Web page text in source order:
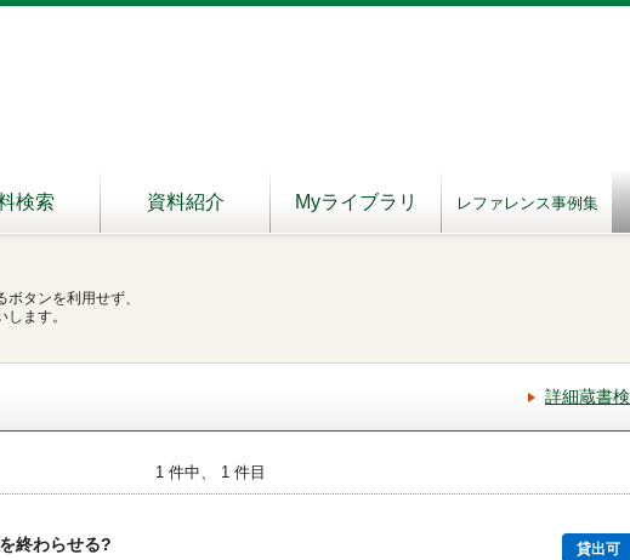
検索 資料紹介 Myライブラリ レファレンス事例集
タンを利用せず、
ます。
詳細蔵書
1 件中、 1 件目
終わらせる? 貸出可